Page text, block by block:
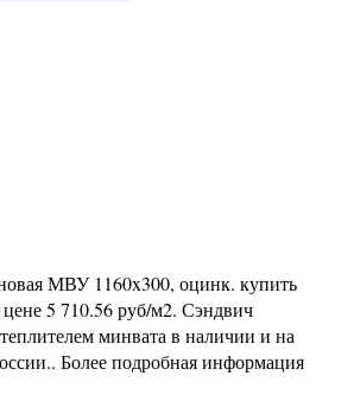
МВУ 1160x300, оцинк. купить
5 710.56 руб/м2. Сэндвич
минвата в наличии и на
Более подробная информация